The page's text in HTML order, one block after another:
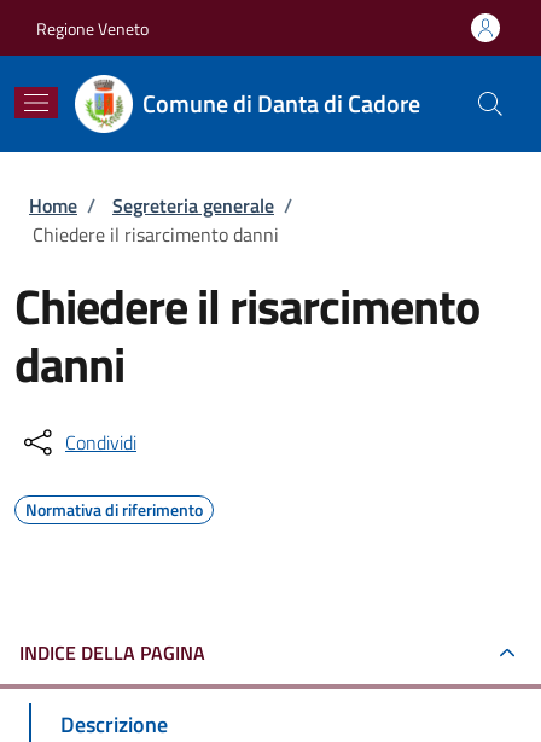
Regione Veneto
Comune di Danta di Cadore
Briciole di pane
Home / Segreteria generale /
Chiedere il risarcimento danni
Chiedere il risarcimento
danni
Condividi
Normativa di riferimento
INDICE DELLA PAGINA
Descrizione